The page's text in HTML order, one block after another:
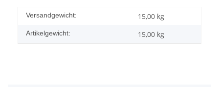
Versandgewicht: 15,00 kg
Artikelgewicht: 15,00 kg